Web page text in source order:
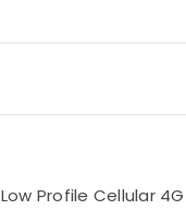
Low Profile Cellular